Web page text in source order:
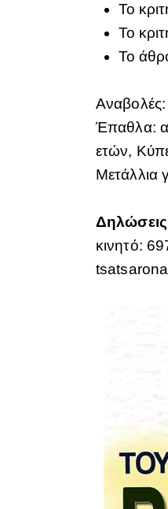
Το
Το
Το
Αναβολές:
Έπαθλα:
ετών,
Μετάλλια
κινητό: